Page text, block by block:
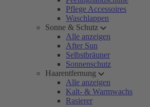
Pflege Accessoires
Waschlappen
Sonne & Schutz
Alle anzeigen
After Sun
Selbstbräuner
Sonnenschutz
Haarentfernung
Alle anzeigen
Kalt- & Warmwachs
Rasierer